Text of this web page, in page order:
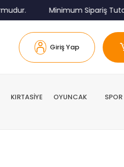
Minimum Sipariş Tutarı
Giriş Yap
KIRTASİYE OYUNCAK SPOR